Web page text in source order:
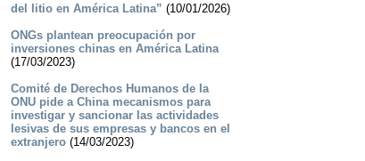
del litio en América Latina” (10/01/2026)
ONGs plantean preocupación por
inversiones chinas en América Latina
(17/03/2023)
Comité de Derechos Humanos de la
ONU pide a China mecanismos para
investigar y sancionar las actividades
lesivas de sus empresas y bancos en el
extranjero(14/03/2023)